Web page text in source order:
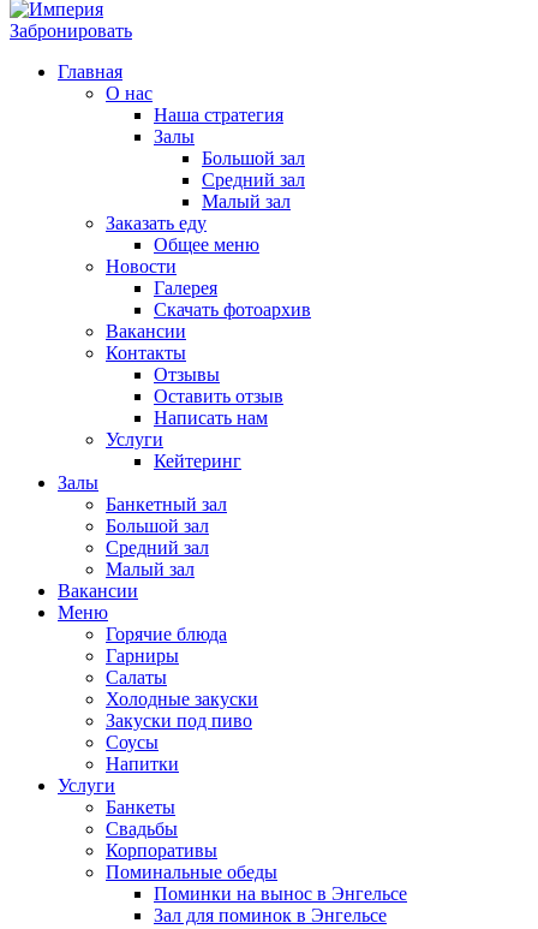
Забронировать
Главная
О нас
Наша стратегия
Залы
Большой зал
Средний зал
Малый зал
Заказать еду
Общее меню
Новости
Галерея
Скачать фотоархив
Вакансии
Контакты
Отзывы
Оставить отзыв
Написать нам
Услуги
Кейтеринг
Залы
Банкетный зал
Большой зал
Средний зал
Малый зал
Вакансии
Меню
Горячие блюда
Гарниры
Салаты
Холодные закуски
Закуски под пиво
Соусы
Напитки
Услуги
Банкеты
Свадьбы
Корпоративы
Поминальные обеды
Поминки на вынос в Энгельсе
Зал для поминок в Энгельсе